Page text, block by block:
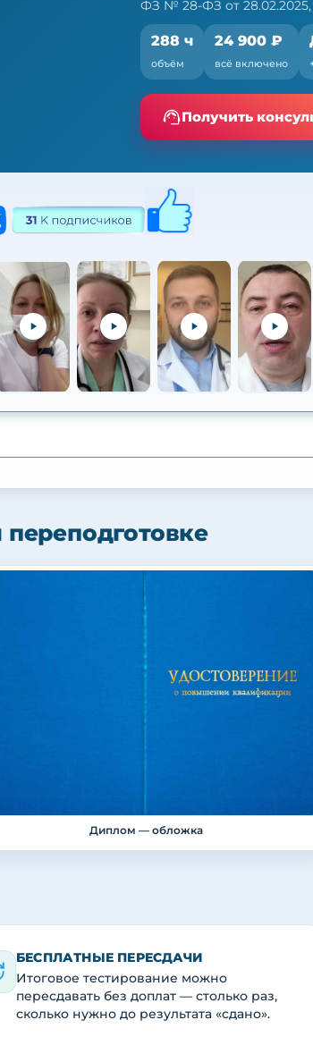
ФЗ № 28-ФЗ от 28.02.2025,
288 ч
объём
24 900 ₽
всё включено
Получить
Диплом — обложка
БЕСПЛАТНЫЕ ПЕРЕСДАЧИ
Итоговое тестирование можно
пересдавать без доплат — столько раз,
сколько нужно до результата «сдано».